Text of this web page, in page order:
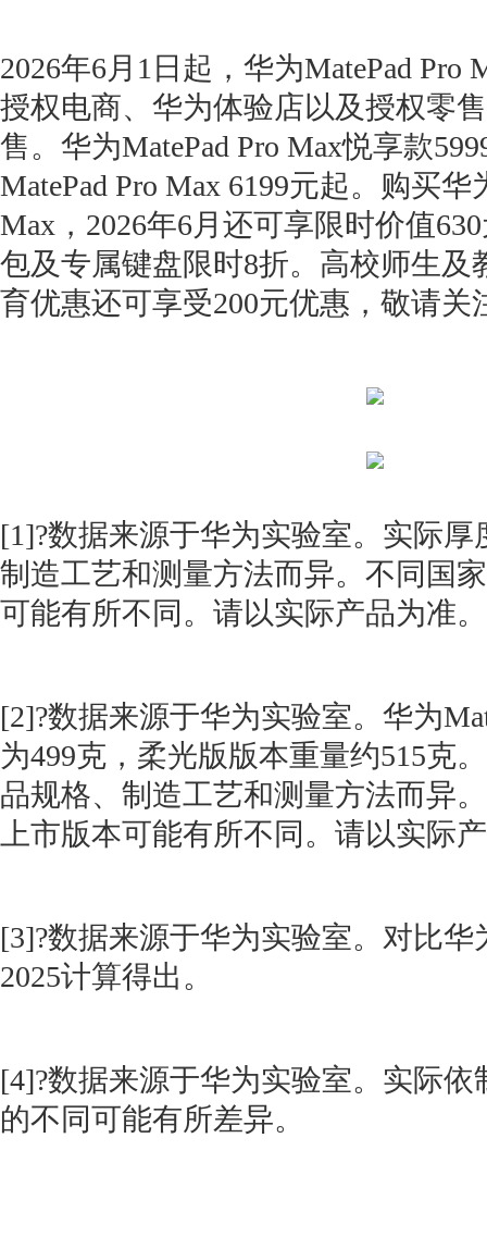
2026年6月1日起，华为MatePad Pro
授权电商、华为体验店以及授权零
售。华为MatePad Pro Max悦享款
MatePad Pro Max 6199元起。购买华
Max，2026年6月还可享限时价值
包及专属键盘限时8折。高校师生及
育优惠还可享受200元优惠，敬请关
[1]?数据来源于华为实验室。实际
制造工艺和测量方法而异。不同国
可能有所不同。请以实际产品为准。
[2]?数据来源于华为实验室。华为
为499克，柔光版版本重量约515克
品规格、制造工艺和测量方法而异
上市版本可能有所不同。请以实际
[3]?数据来源于华为实验室。对比华
2025计算得出。
[4]?数据来源于华为实验室。实际
的不同可能有所差异。